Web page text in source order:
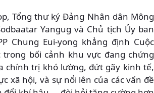
Tổng thư ký Đảng Nhân dân Mông
Yangug và Chủ tịch Ủy ban
Chung Eui-yong khẳng định Cuộc
trong bối cảnh khu vực đang chứng
chính trị khó lường, đứt gãy kinh tế,
xã hội, và sự nổi lên của các vấn đề